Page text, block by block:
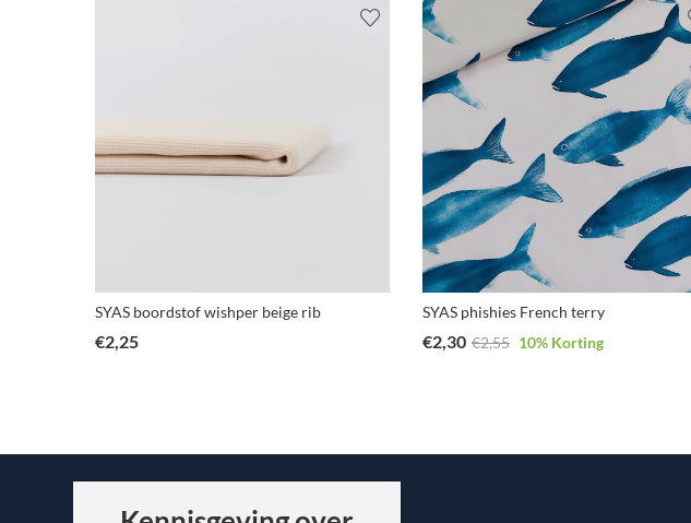
SYAS boordstof wishper beige rib
€2,25
SYAS phishies French terry
€2,30 €2,55 10% Korting